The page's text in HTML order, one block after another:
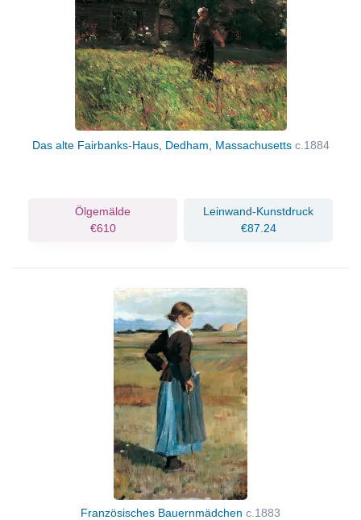
Das alte Fairbanks-Haus, Dedham, Massachusetts c.1884
Ölgemälde
€610
Leinwand-Kunstdruck
€87.24
Französisches Bauernmädchen c.1883